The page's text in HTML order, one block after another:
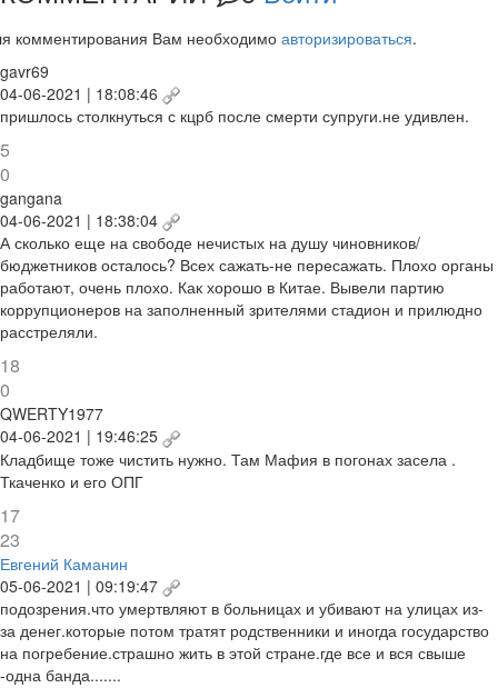
комментирования Вам необходимо авторизироваться.
gavr69
04-06-2021 | 18:08:46
пришлось столкнуться с кцрб после смерти супруги.не удивлен.
5
0
gangana
04-06-2021 | 18:38:04
А сколько еще на свободе нечистых на душу чиновников/
бюджетников осталось? Всех сажать-не пересажать. Плохо органы
работают, очень плохо. Как хорошо в Китае. Вывели партию
коррупционеров на заполненный зрителями стадион и прилюдно
расстреляли.
18
0
QWERTY1977
04-06-2021 | 19:46:25
Кладбище тоже чистить нужно. Там Мафия в погонах засела .
Ткаченко и его ОПГ
17
23
Евгений Каманин
05-06-2021 | 09:19:47
подозрения.что умертвляют в больницах и убивают на улицах из-
за денег.которые потом тратят родственники и иногда государство
на погребение.страшно жить в этой стране.где все и вся свыше
-одна банда.......